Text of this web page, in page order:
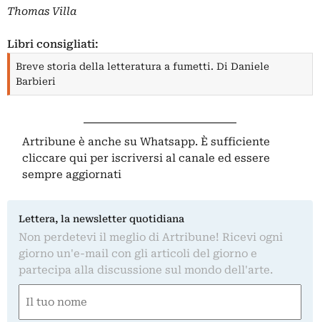
Thomas Villa
Libri consigliati:
Breve storia della letteratura a fumetti. Di Daniele
Barbieri
Artribune è anche su Whatsapp. È sufficiente
cliccare qui per iscriversi al canale ed essere
sempre aggiornati
Lettera, la newsletter quotidiana
Non perdetevi il meglio di Artribune! Ricevi ogni
giorno un'e-mail con gli articoli del giorno e
partecipa alla discussione sul mondo dell'arte.
(Required)